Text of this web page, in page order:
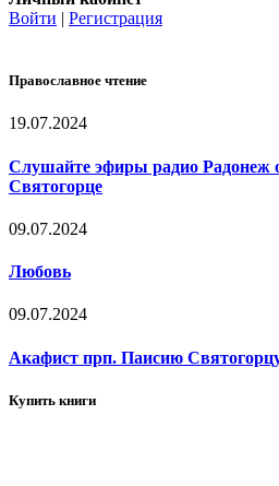
Войти | Регистрация
Православное чтение
19.07.2024
Слушайте эфиры радио Радонеж
Святогорце
09.07.2024
Любовь
09.07.2024
Акафист прп. Паисию
Купить книги